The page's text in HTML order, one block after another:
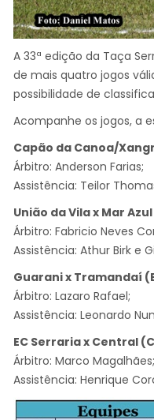
A 33ª edição da Taça
de mais quatro jogos
possibilidade de
Acompanhe os jogos, a
Capão da Canoa/
Árbitro: Anderson Farias;
Assistência: Teilor
União da Vila x Mar
Árbitro: Fabricio Neves
Assistência: Athur Birk e
Guarani x Tramandaí
Árbitro: Lazaro Rafael;
Assistência: Leonardo
EC Serraria x Central
Árbitro: Marco Magalhães;
Assistência: Henrique